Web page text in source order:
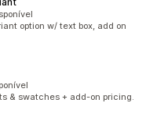
option w/ text box, add on
& swatches + add-on pricing.